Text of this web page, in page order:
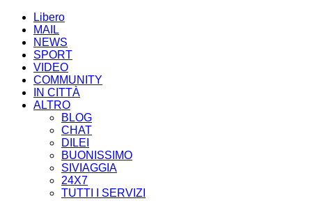
Libero
MAIL
NEWS
SPORT
VIDEO
COMMUNITY
IN CITTÀ
ALTRO
BLOG
CHAT
DILEI
BUONISSIMO
SIVIAGGIA
24X7
TUTTI I SERVIZI